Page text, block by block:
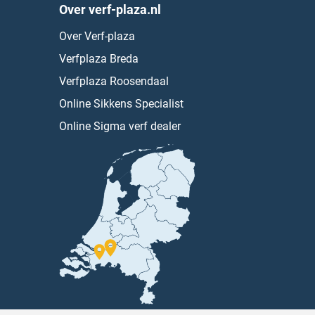
Over verf-plaza.nl
Over Verf-plaza
Verfplaza Breda
Verfplaza Roosendaal
Online Sikkens Specialist
Online Sigma verf dealer